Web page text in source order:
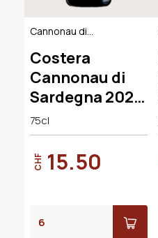
Cannonau di
Costera
Cannonau di
Sardegna 2022
Cantina
Argiolas
75cl
CHF 15.50